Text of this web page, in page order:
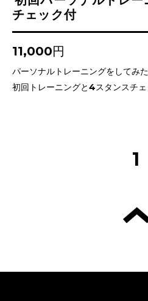
チェック付
11,000円
パーソナルトレーニングをしてみ
初回トレーニングと4スタンスチェ
1